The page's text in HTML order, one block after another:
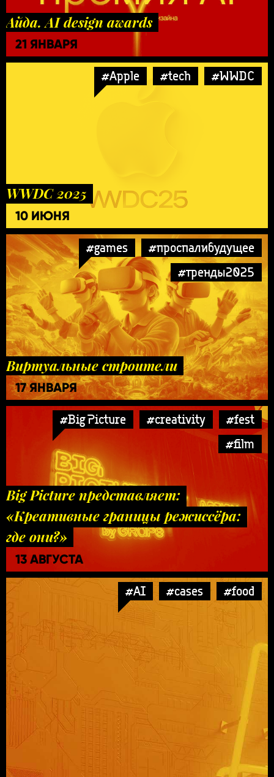
Айда. AI design awards
21 ЯНВАРЯ
#Apple #tech #WWDC
WWDC 2025
10 ИЮНЯ
#games
#проспалибудущее
#тренды2025
Виртуальные строители
17 ЯНВАРЯ
#Big Picture #creativity
#fest
#film
Big Picture представляет:
«Креативные границы режиссёра:
где они?»
13 АВГУСТА
#AI #cases #food